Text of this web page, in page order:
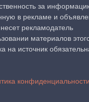
за
в рекламе и
несет рекламодатель
материалов
на источник
конфиденциальности